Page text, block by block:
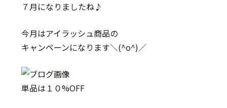
７月になりましたね♪
今月はアイラッシュ商品の
キャンペーンになります＼(^o^)／
単品は１０%OFF